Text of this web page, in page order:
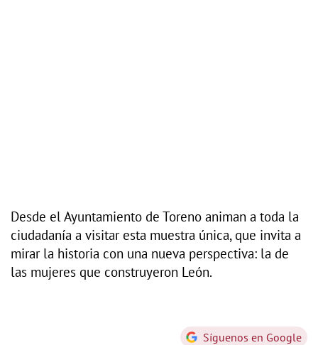
Desde el Ayuntamiento de Toreno animan a toda la
ciudadanía a visitar esta muestra única, que invita a
mirar la historia con una nueva perspectiva: la de
las mujeres que construyeron León.
Síguenos en Google